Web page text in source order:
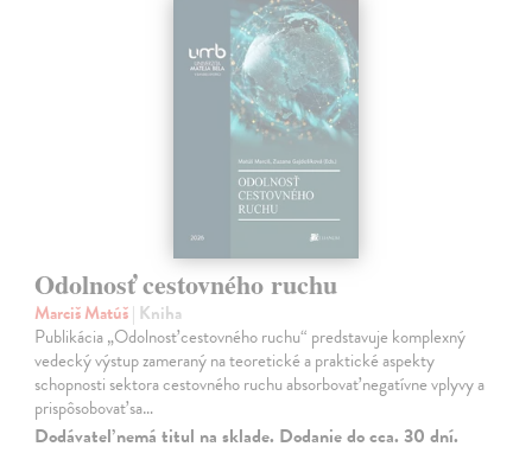
Odolnosť cestovného ruchu
Marciš Matúš| Kniha
Publikácia „Odolnosť cestovného ruchu“ predstavuje komplexný
vedecký výstup zameraný na teoretické a praktické aspekty
schopnosti sektora cestovného ruchu absorbovať negatívne vplyvy a
prispôsobovať sa…
Dodávateľ nemá titul na sklade. Dodanie do cca. 30 dní.